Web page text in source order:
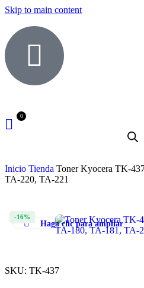
Skip to main content
Inicio Tienda Toner Kyocera TK-
TA-220, TA-221
-16%
Haga clic para ampliar
SKU: TK-437